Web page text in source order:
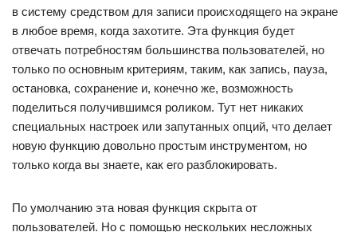
в систему средством для записи происходящего на экране
в любое время, когда захотите. Эта функция будет
отвечать потребностям большинства пользователей, но
только по основным критериям, таким, как запись, пауза,
остановка, сохранение и, конечно же, возможность
поделиться получившимся роликом. Тут нет никаких
специальных настроек или запутанных опций, что делает
новую функцию довольно простым инструментом, но
только когда вы знаете, как его разблокировать.
По умолчанию эта новая функция скрыта от
пользователей. Но с помощью нескольких несложных